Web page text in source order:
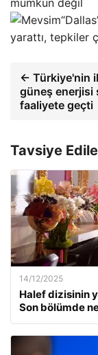
yarattı, tepkiler
← Türkiye'nin
güneş enerjisi
faaliyete geçti
Tavsiye
14/12/2025
Halef dizisinin
Son bölümde